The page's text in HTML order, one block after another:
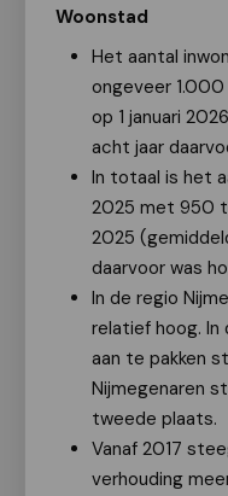
Woonstad
Het aantal
ongeveer
op 1 januari
acht jaar
In totaal is het
2025 met 950
2025
daarvoor was
In de regio
relatief hoog. In
aan te pakken
Nijmegenaren
tweede plaats.
Vanaf 2017
verhouding